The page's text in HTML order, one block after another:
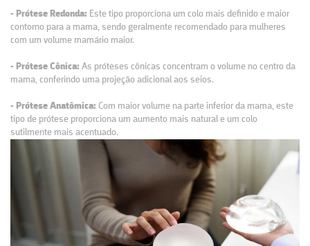
- Prótese Redonda: Este tipo proporciona um colo mais definido e maior
contorno para a mama, sendo geralmente recomendado para mulheres
com um volume mamário maior.
- Prótese Cônica: As próteses cônicas concentram o volume no centro da
mama, conferindo uma projeção adicional aos seios.
- Prótese Anatômica: Com maior volume na parte inferior da mama, este
tipo de prótese proporciona um aumento mais natural e um colo
sutilmente mais acentuado.